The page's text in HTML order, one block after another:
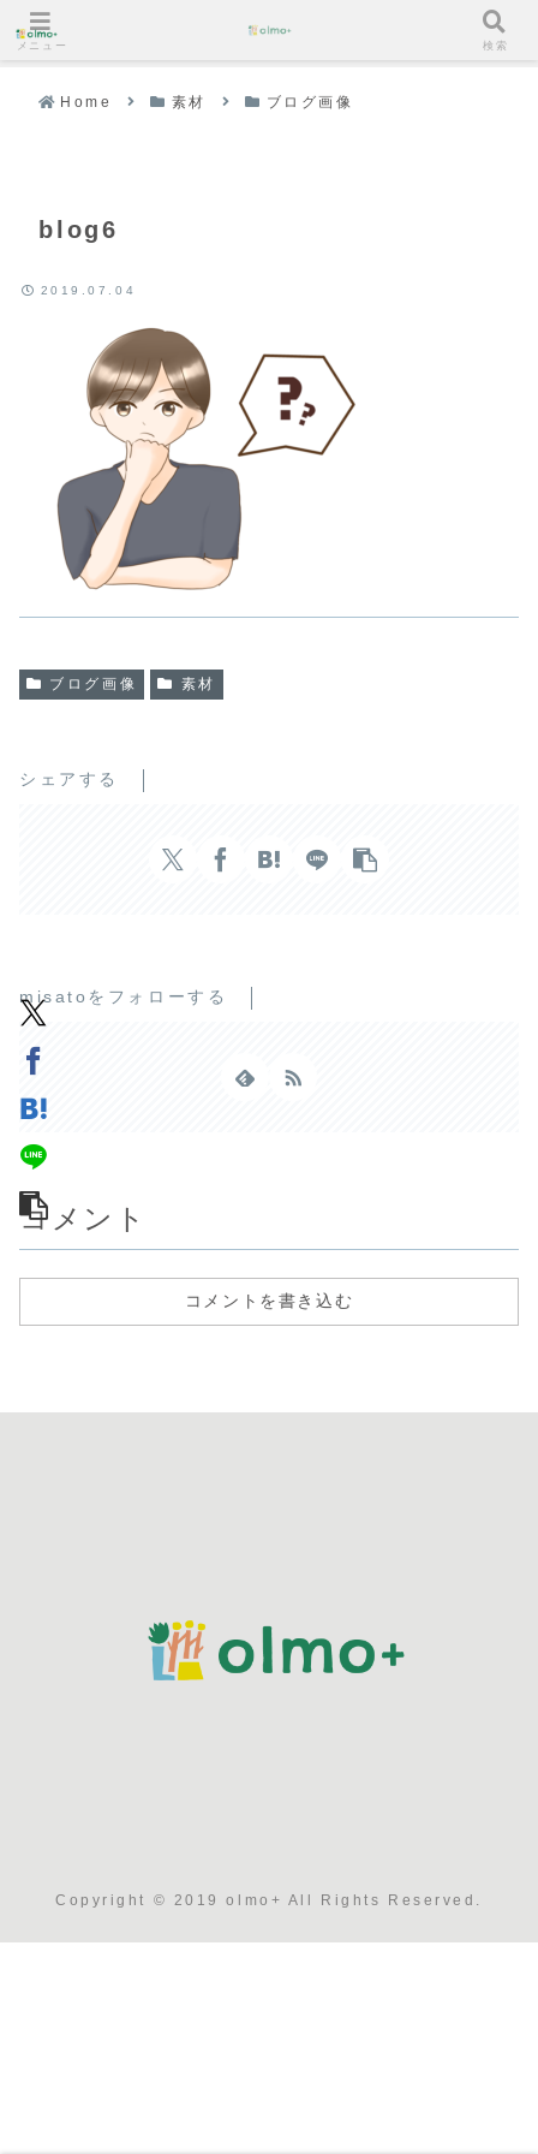
Home 素材 ブログ画像
blog6
2019.07.04
ブログ画像 素材
シェアする
misatoをフォローする
コメント
コメントを書き込む
Copyright © 2019 olmo+ All Rights Reserved.
メニュー 検索